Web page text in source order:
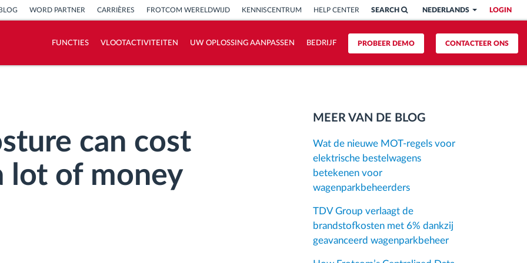
LOGIN
NEDERLANDS
SEARCH
WORD PARTNER CARRIÈRES FROTCOM WERELDWIJD KENNISCENTRUM HELP CENTER
CONTACTEER ONS
PROBEER DEMO
FUNCTIES VLOOTACTIVITEITEN UW OPLOSSING AANPASSEN BEDRIJF
can cost
lot of money
MEER VAN DE BLOG
Wat de nieuwe MOT-regels voor
elektrische bestelwagens
betekenen voor
wagenparkbeheerders
TDV Group verlaagt de
brandstofkosten met 6% dankzij
geavanceerd wagenparkbeheer